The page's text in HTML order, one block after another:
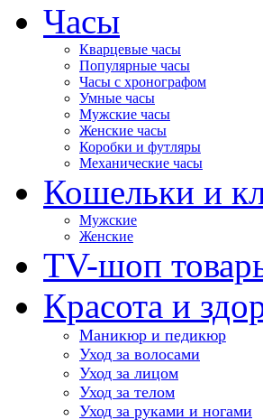
Часы
Кварцевые часы
Популярные часы
Часы с хронографом
Умные часы
Мужские часы
Женские часы
Коробки и футляры
Механические часы
Кошельки и
Мужские
Женские
TV-шоп
Красота и
Маникюр и педикюр
Уход за волосами
Уход за лицом
Уход за телом
Уход за руками и ногами